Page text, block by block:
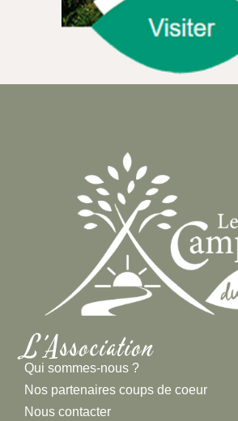
L'Association
Qui sommes-nous ?
Nos partenaires coups de coeur
Nous contacter